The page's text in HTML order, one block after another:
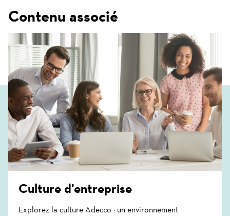
Contenu associé
Culture d'entreprise
Explorez la culture Adecco : un environnement